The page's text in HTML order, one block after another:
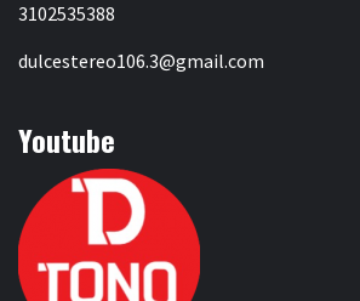
3102535388
dulcestereo106.3@gmail.com
Youtube